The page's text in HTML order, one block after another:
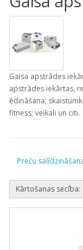
Gaisa apstrādes
apstrādes iekārtas,
ēdināšana;
fitness; veikali un citi.
Preču
Kārtošanas secība: